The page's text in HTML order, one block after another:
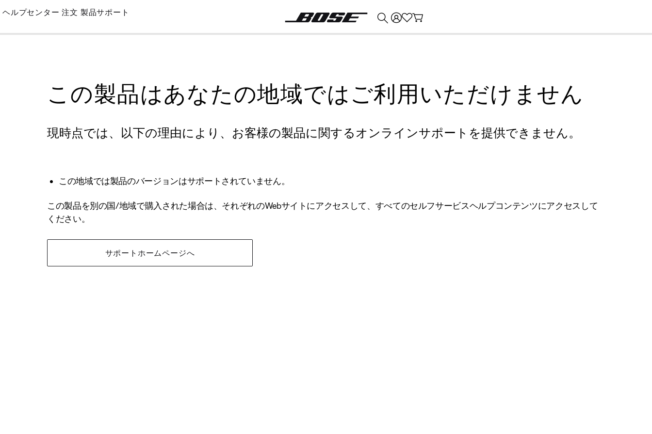
Skip
Main
ヘルプセンター 注文 製品サポート
この製品はあなたの地域ではご利用いただけません
現時点では、以下の理由により、お客様の製品に関するオンラインサポートを提供できません。
この地域では製品のバージョンはサポートされていません。
この製品を別の国/地域で購入された場合は、それぞれのWebサイトにアクセスして、すべてのセルフサービスヘルプコンテンツにアクセスして
ください。
サポートホームページへ